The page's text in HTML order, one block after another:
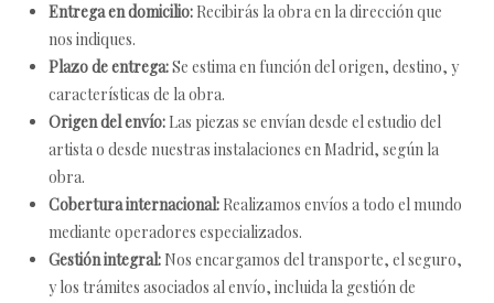
Entrega en domicilio: Recibirás la obra en la dirección que
nos indiques.
Plazo de entrega:Se estima en función del origen, destino, y
características de la obra.
Origen del envío: Las piezas se envían desde el estudio del
artista o desde nuestras instalaciones en Madrid, según la
obra.
Cobertura internacional: Realizamos envíos a todo el mundo
mediante operadores especializados.
Gestión integral: Nos encargamos del transporte, el seguro,
y los trámites asociados al envío, incluida la gestión de